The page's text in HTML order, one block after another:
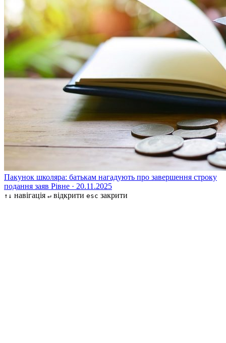
Пакунок школяра: батькам нагадують про завершення строку
подання заяв Рівне · 20.11.2025
↑↓ навігація ↵ відкрити esc закрити